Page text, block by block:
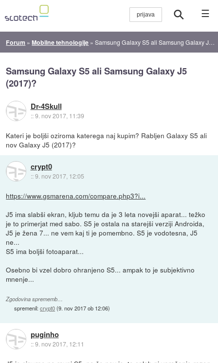
☰
Forum »Mobilne tehnologije »Samsung Galaxy S5 ali Samsung Galaxy J5 (2017)?
Samsung Galaxy S5 ali Samsung Galaxy J5
(2017)?
Dr-4Skull
::9. nov 2017, 11:39
Kateri je boljši oziroma katerega naj kupim? Rabljen Galaxy S5 ali
nov Galaxy J5 (2017)?
crypt0
::9. nov 2017, 12:05
https://www.gsmarena.com/compare.php3?i...
J5 ima slabši ekran, kljub temu da je 3 leta novejši aparat... težko
je to primerjat med sabo. S5 je ostala na starejši verziji Androida,
J5 je žena 7... ne vem kaj ti je pomembno. S5 je vodotesna, J5
ne...
S5 ima boljši fotoaparat...
Osebno bi vzel dobro ohranjeno S5... ampak to je subjektivno
mnenje...
Zgodovina sprememb…
spremenil:crypt0(9. nov 2017 ob 12:06)
puginho
::9. nov 2017, 12:11